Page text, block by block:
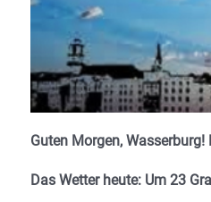
Guten Morgen,
Das Wetter heute: Um 23